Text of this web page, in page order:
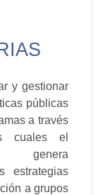
y gestionar
públicas
a través
cuales el
genera
estrategias
a grupos